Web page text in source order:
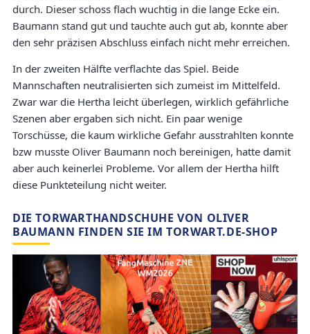
durch. Dieser schoss flach wuchtig in die lange Ecke ein.
Baumann stand gut und tauchte auch gut ab, konnte aber
den sehr präzisen Abschluss einfach nicht mehr erreichen.
In der zweiten Hälfte verflachte das Spiel. Beide
Mannschaften neutralisierten sich zumeist im Mittelfeld.
Zwar war die Hertha leicht überlegen, wirklich gefährliche
Szenen aber ergaben sich nicht. Ein paar wenige
Torschüsse, die kaum wirkliche Gefahr ausstrahlten konnte
bzw musste Oliver Baumann noch bereinigen, hatte damit
aber auch keinerlei Probleme. Vor allem der Hertha hilft
diese Punkteteilung nicht weiter.
DIE TORWARTHANDSCHUHE VON OLIVER
BAUMANN FINDEN SIE IM TORWART.DE-SHOP